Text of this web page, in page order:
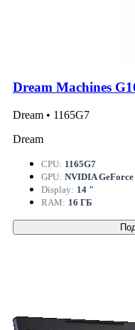
Dream Machines
Dream • 1165G7
Dream
CPU: 1165G7
GPU: NVIDIA GeForce
Display: 14 "
RAM: 16 ГБ